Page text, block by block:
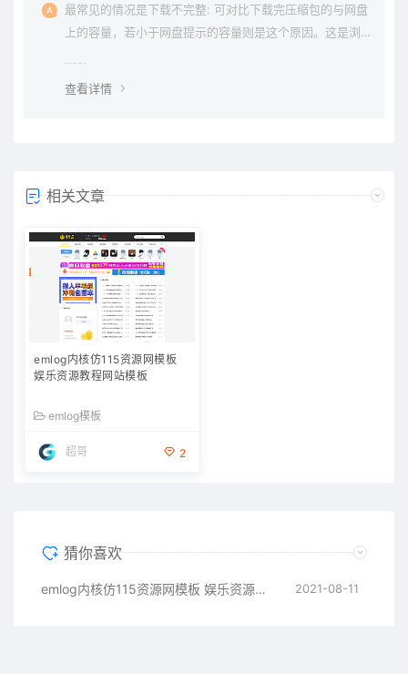
最常见的情况是下载不完整: 可对比下载完压缩包的与网盘
上的容量，若小于网盘提示的容量则是这个原因。这是浏
查看详情
相关文章
emlog内核仿115资源网模板
娱乐资源教程网站模板
emlog模板
超哥 2
猜你喜欢
emlog内核仿115资源网模板 娱乐资源教程网站模板 2021-08-11